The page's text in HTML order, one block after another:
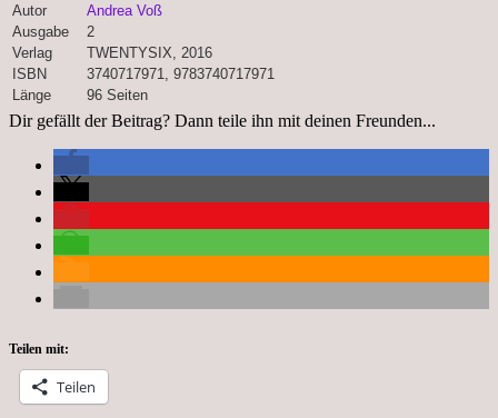
Autor
Andrea Voß
Ausgabe
2
Verlag
TWENTYSIX, 2016
ISBN
3740717971, 9783740717971
Länge
96 Seiten
Dir gefällt der Beitrag? Dann teile ihn mit deinen Freunden...
Teilen mit:
Teilen